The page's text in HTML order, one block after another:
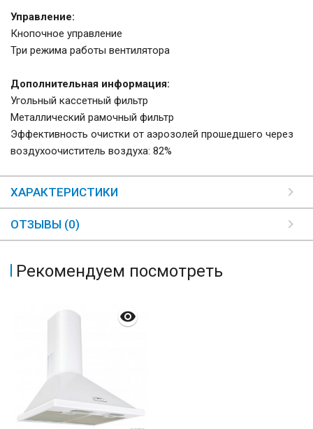
Управление:
Кнопочное управление
Три режима работы вентилятора
Дополнительная информация:
Угольный кассетный фильтр
Металлический рамочный фильтр
Эффективность очистки от аэрозолей прошедшего через
воздухоочиститель воздуха: 82%
ХАРАКТЕРИСТИКИ
ОТЗЫВЫ (0)
Рекомендуем посмотреть